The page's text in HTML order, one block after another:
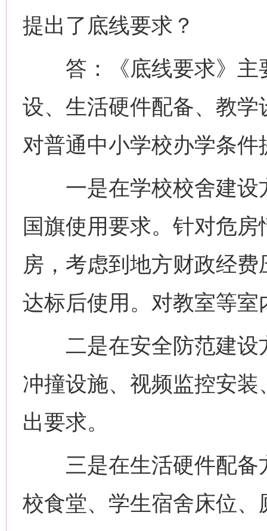
提出了底线要求？
答：《底线要求》主
设、生活硬件配备、教
对普通中小学校办学条
一是在学校校舍建设
国旗使用要求。针对危
房，考虑到地方财政经
达标后使用。对教室等
二是在安全防范建设
冲撞设施、视频监控安
出要求。
三是在生活硬件配备
校食堂、学生宿舍床位